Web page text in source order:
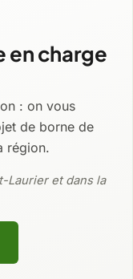
en charge
: on vous
de borne de
région.
Laurier et dans la